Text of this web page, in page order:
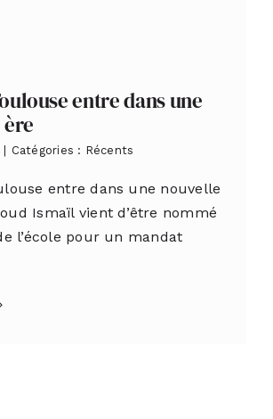
entre dans une
Catégories : Récents
entre dans une nouvelle
Ismaïl vient d’être nommé
l’école pour un mandat